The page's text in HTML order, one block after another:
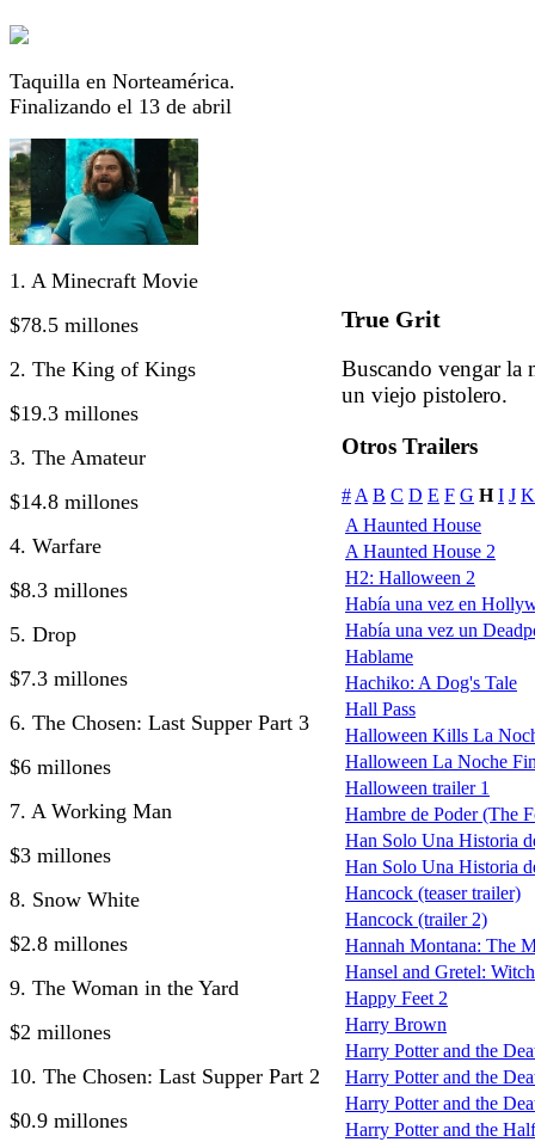
Taquilla en Norteamérica.
Finalizando el 13 de abril
1. A Minecraft Movie
$78.5 millones
2. The King of Kings
$19.3 millones
3. The Amateur
$14.8 millones
4. Warfare
$8.3 millones
5. Drop
$7.3 millones
6. The Chosen: Last Supper Part 3
$6 millones
7. A Working Man
$3 millones
8. Snow White
$2.8 millones
9. The Woman in the Yard
$2 millones
10. The Chosen: Last Supper Part 2
$0.9 millones
True Grit
Buscando vengar la
un viejo pistolero.
Otros Trailers
# A B C D E F G H I J K
A Haunted House
A Haunted House 2
H2: Halloween 2
Había una vez en
Había una vez un
Hablame
Hachiko: A Dog's Tale
Hall Pass
Halloween Kills La
Halloween La Noche
Halloween trailer 1
Hambre de Poder (The
Han Solo Una Historia
Han Solo Una Historia
Hancock (teaser trailer)
Hancock (trailer 2)
Hannah Montana: The
Hansel and Gretel:
Happy Feet 2
Harry Brown
Harry Potter and the
Harry Potter and the
Harry Potter and the
Harry Potter and the